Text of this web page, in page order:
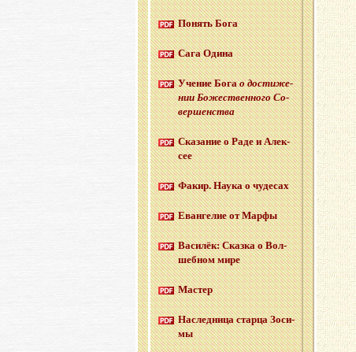
По­нять Бога
Сага Одина
Уче­ние Богао до­сти­же­
нии Бо­же­ствен­но­го Со­
вер­шен­ства
Ска­за­ние о Раде и Алек­
сее
Факир. Наука о чу­де­сах
Еван­ге­лие от Марфы
Ва­си­лёк: Сказ­ка о Вол­
шеб­ном мире
Ма­стер
На­след­ни­ца стар­ца Зо­си­
мы